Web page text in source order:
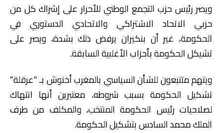
ويصر رئيس حزب التجمع الوطني للأحرار على إشراك كل من
حزبي الاتحاد الاشتراكي والاتحادي الدستوري في
الحكومة، غير أن بنكيران يرفض ذلك بشدة، ويصر على
تشيكل الحكومة بأحزاب الأغلبية السابقة.
ويتهم متتبعون للشأن السياسي بالمغرب أخنوش بـ “عرقلة”
تشكيل الحكومة بسبب شروطه، معتبرين أنها انتهاك
لصلاحيات رئيس الحكومة المنتخب، والمكلف من طرف
الملك محمد السادس بتشكيل الحكومة.